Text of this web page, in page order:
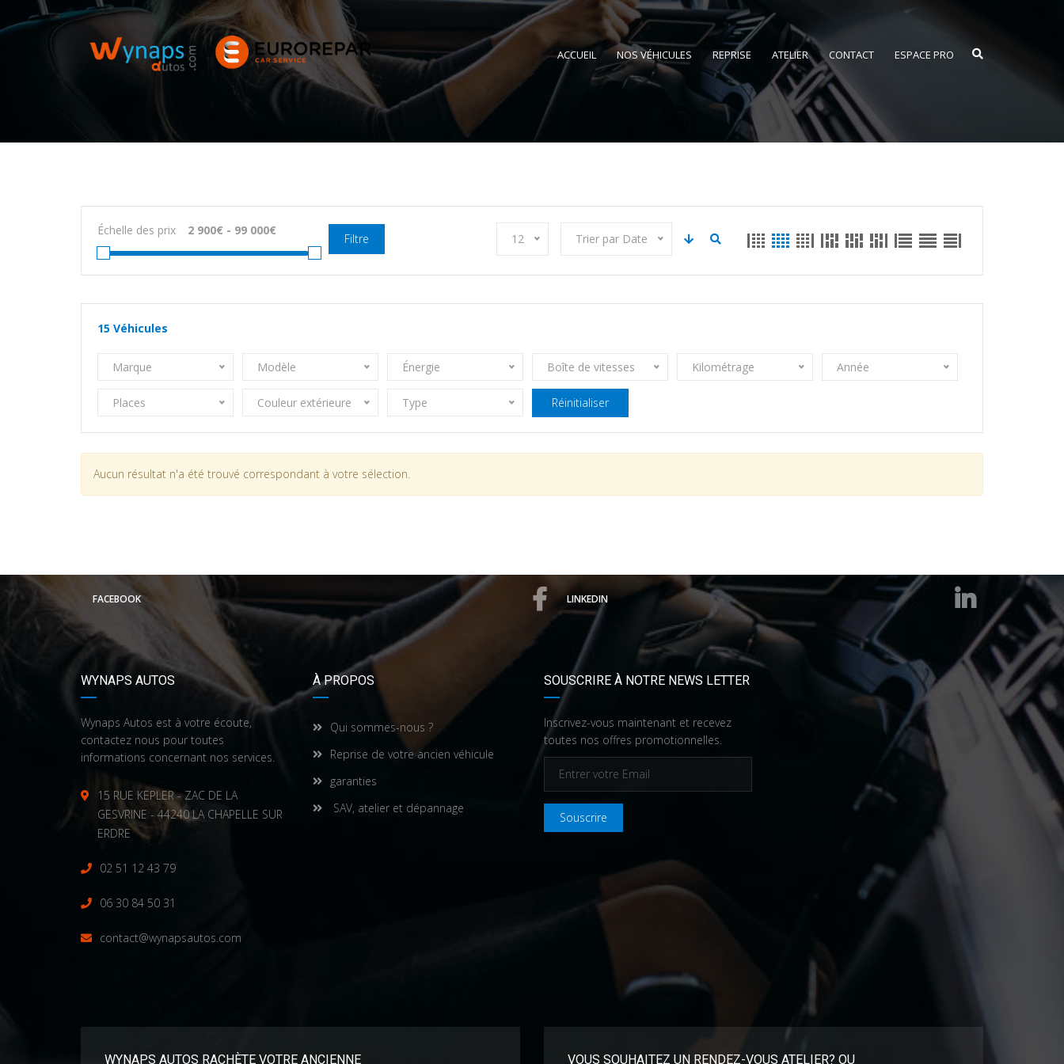
ACCUEIL NOS VÉHICULES REPRISE ATELIER CONTACT ESPACE PRO
Échelle des prix
Filtre 12 Trier par Date
15 Véhicules
Marque Modèle Énergie Boîte de vitesses Kilométrage Année
Places Couleur extérieure Type Réinitialiser
Aucun résultat n'a été trouvé correspondant à votre sélection.
FACEBOOK LINKEDIN
WYNAPS AUTOS
Wynaps Autos est à votre écoute,
contactez nous pour toutes
informations concernant nos services.
15 RUE KEPLER - ZAC DE LA
GESVRINE - 44240 LA CHAPELLE SUR
ERDRE
02 51 12 43 79
06 30 84 50 31
contact@wynapsautos.com
À PROPOS
Qui sommes-nous ?
Reprise de votre ancien véhicule
garanties
SAV, atelier et dépannage
SOUSCRIRE À NOTRE NEWS LETTER
Inscrivez-vous maintenant et recevez
toutes nos offres promotionnelles.
Souscrire
WYNAPS AUTOS RACHÈTE VOTRE ANCIENNE VOUS SOUHAITEZ UN RENDEZ-VOUS ATELIER? OU